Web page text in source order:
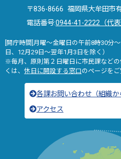
〒836-8666 福岡県大牟田市
電話番号:0944-41-2222（代表
[開庁時間]月曜～金曜日の午前8時30分
日、12月29日～翌年1月3日を除く）
※毎月、原則第２日曜日に市民課など
くは、 休日に開設する窓口のページをご
各課お問い合わせ（組織か
アクセス